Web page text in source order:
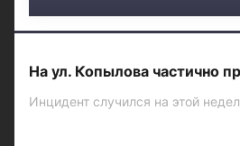
На ул. Копылова частично
Инцидент случился на этой